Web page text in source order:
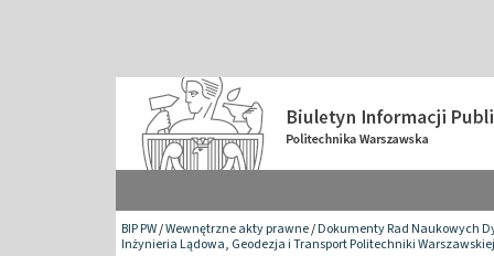
BIP PW/Wewnętrzne akty prawne/Dokumenty Rad Naukowych
Inżynieria Lądowa, Geodezja i Transport Politechniki Warszawskiej